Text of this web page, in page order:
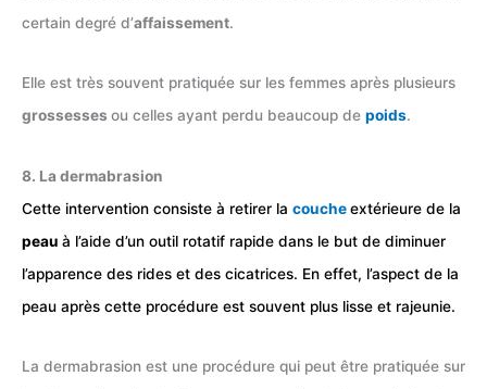
certain degré d’affaissement.
Elle est très souvent pratiquée sur les femmes après plusieurs
grossesses ou celles ayant perdu beaucoup de poids.
8. La dermabrasion
Cette intervention consiste à retirer la coucheextérieure de la
peau à l’aide d’un outil rotatif rapide dans le but de diminuer
l’apparence des rides et des cicatrices. En effet, l’aspect de la
peau après cette procédure est souvent plus lisse et rajeunie.
La dermabrasion est une procédure qui peut être pratiquée sur